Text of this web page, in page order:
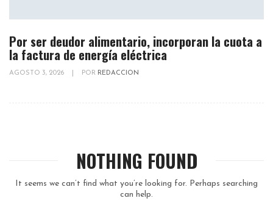
Por ser deudor alimentario, incorporan la cuota a
la factura de energía eléctrica
AGOSTO 3, 2026 POR REDACCION
NOTHING FOUND
It seems we can’t find what you’re looking for. Perhaps searching
can help.